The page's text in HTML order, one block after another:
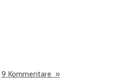
9 Kommentare »